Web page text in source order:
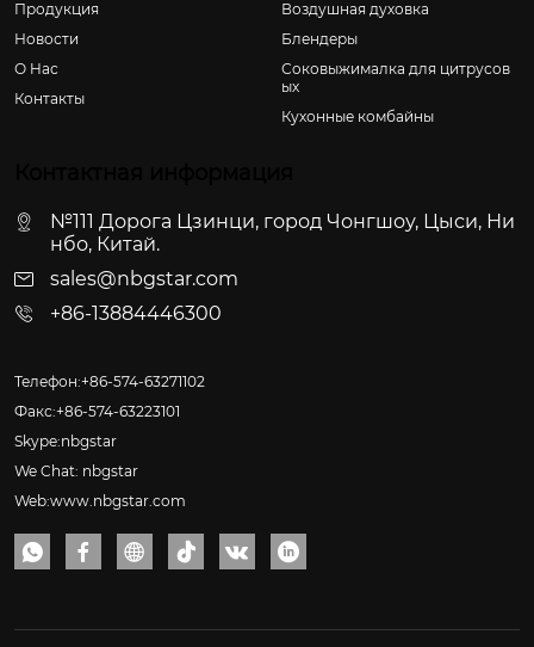
Продукция
Новости
О Hас
Контакты
Воздушная духовка
Блендеры
Соковыжималка для цитрусов
ых
Кухонные комбайны
№111 Дорога Цзинци, город Чонгшоу, Цыси, Ни
нбо, Китай.
sales@nbgstar.com
+86-13884446300
Телефон:+86-574-63271102
Факс:+86-574-63223101
Skype:nbgstar
We Chat: nbgstar
Web:www.nbgstar.com
     